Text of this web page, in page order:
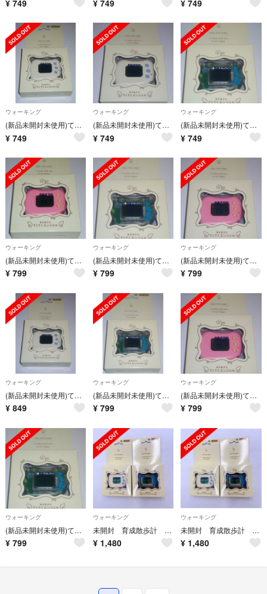
¥ 749 ¥ 749 ¥ 749
ウォーキング
(新品未開封未使用)てくてくエンジェル ホワイト ハドソン 万歩計
¥ 749
ウォーキング
(新品未開封未使用)てくてくエンジェル ホワイト ハドソン 万歩計
¥ 749
ウォーキング
(新品未開封未使用)てくてくエンジェル クリア ハドソン 万歩計
¥ 749
ウォーキング
(新品未開封未使用)てくてくエンジェル ピンク ハドソン 万歩計
¥ 799
ウォーキング
(新品未開封未使用)てくてくエンジェル クリア ハドソン 万歩計
¥ 799
ウォーキング
(新品未開封未使用)てくてくエンジェル ピンク ハドソン 万歩計
¥ 799
ウォーキング
(新品未開封未使用)てくてくエンジェル ホワイト ハドソン 万歩計
¥ 849
ウォーキング
(新品未開封未使用)てくてくエンジェル クリア ハドソン 万歩計
¥ 799
ウォーキング
(新品未開封未使用)てくてくエンジェル ピンク ハドソン 万歩計
¥ 799
ウォーキング
(新品未開封未使用)てくてくエンジェル クリア 万歩計 ハドソン
¥ 799
ウォーキング
未開封 育成散歩計 てくてくエンジェル クリア ホワイト【初期不良の保証付き！】
¥ 1,480
ウォーキング
未開封 育成散歩計 てくてくエンジェル クリア ホワイト【初期不良の保証付き！】
¥ 1,480